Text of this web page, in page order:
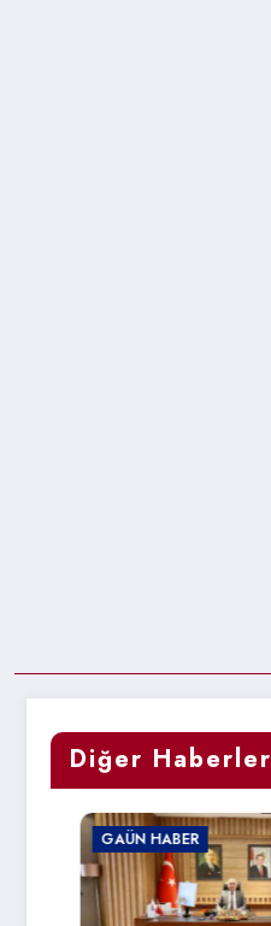
Diğer Haberler
GAÜN HABER